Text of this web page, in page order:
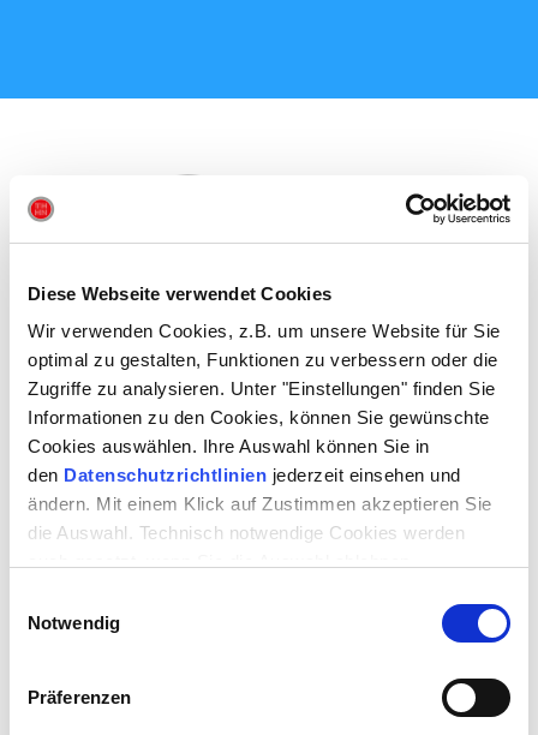
Diese Webseite verwendet Cookies
Wir verwenden Cookies, z.B. um unsere Website für Sie
optimal zu gestalten, Funktionen zu verbessern oder die
Zugriffe zu analysieren. Unter "Einstellungen" finden Sie
Informationen zu den Cookies, können Sie gewünschte
Cookies auswählen. Ihre Auswahl können Sie in
den Datenschutzrichtlinien jederzeit einsehen und
ändern. Mit einem Klick auf Zustimmen akzeptieren Sie
die Auswahl. Technisch notwendige Cookies werden
Notwendig
Präferenzen
Mit dem Telegram-Channel des Theaters »Theater Heilbronn« seid ihr
hautnah dran und informiert!
Wir sagen euch dort direkt Bescheid in Bezug auf besondere
einem Stück noch gute Chancen an der Abendkasse haben werdet)
oder Rabattaktionen, die an euch vorbeigegangen sein könnten.
Als Studierende der Stadt Heilbronn habt ihr automatisch die
Studiflatrate und könnt kurzfristig kostenlos ins Theater gehen.
Das geht im Alltag schnell mal unter, aber so könnt ihr euch einfach